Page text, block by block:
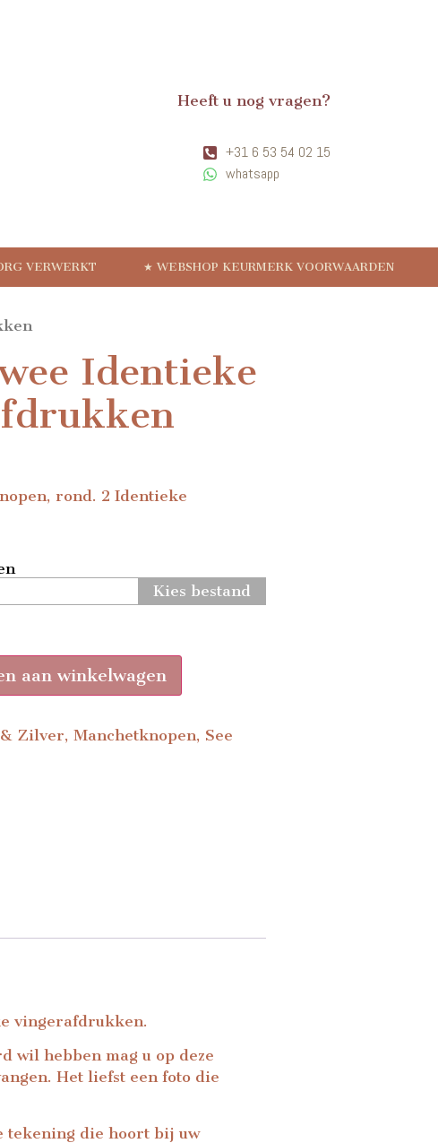
Heeft u nog vragen?
+31 6 53 54 02 15
whatsapp
VERWERKT ★ WEBSHOP KEURMERK VOORWAARDEN
Identieke
rond. 2 Identieke
Kies bestand
aan winkelwagen
& Zilver,Manchetknopen, See
vingerafdrukken.
wil hebben mag u op deze
Het liefst een foto die
tekening die hoort bij uw